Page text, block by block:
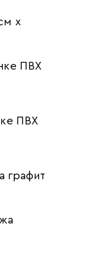
х
ПВХ
ПВХ
графит